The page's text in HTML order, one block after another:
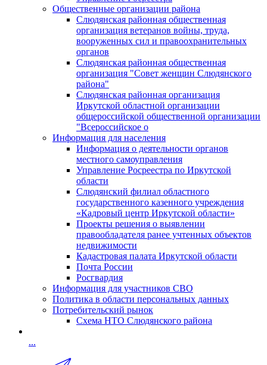
Общественные организации района
Слюдянская районная общественная
организация ветеранов войны, труда,
вооруженных сил и правоохранительных
органов
Слюдянская районная общественная
организация "Совет женщин Слюдянского
района"
Слюдянская районная организация
Иркутской областной организации
общероссийской общественной организации
"Всероссийское о
Информация для населения
Информация о деятельности органов
местного самоуправления
Управление Росреестра по Иркутской
области
Слюдянский филиал областного
государственного казенного учреждения
«Кадровый центр Иркутской области»
Проекты решения о выявлении
правообладателя ранее учтенных объектов
недвижимости
Кадастровая палата Иркутской области
Почта России
Росгвардия
Информация для участников СВО
Политика в области персональных данных
Потребительский рынок
Схема НТО Слюдянского района
...